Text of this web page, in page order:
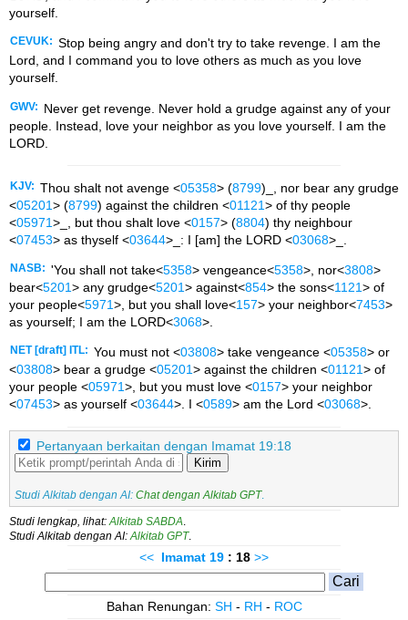
yourself.
CEVUK: Stop being angry and don't try to take revenge. I am the
Lord, and I command you to love others as much as you love
yourself.
GWV:
Never get revenge. Never hold a grudge against any of your
people. Instead, love your neighbor as you love yourself. I am the
LORD.
KJV: Thou shalt not avenge <05358> (8799)_, nor bear any grudge
<05201> (8799) against the children <01121> of thy people
<05971>_, but thou shalt love <0157> (8804) thy neighbour
<07453> as thyself <03644>_: I [am] the LORD <03068>_.
NASB: 'You shall not take<5358> vengeance<5358>, nor<3808>
bear<5201> any grudge<5201> against<854> the sons<1121> of
your people<5971>, but you shall love<157> your neighbor<7453>
as yourself; I am the LORD<3068>.
NET [draft] ITL: You must not <03808> take vengeance <05358> or
<03808> bear a grudge <05201> against the children <01121> of
your people <05971>, but you must love <0157> your neighbor
<07453> as yourself <03644>. I <0589> am the Lord <03068>.
Pertanyaan berkaitan dengan Imamat 19:18
Kirim
Studi Alkitab dengan AI: Chat dengan Alkitab GPT.
Studi lengkap, lihat: Alkitab SABDA
Studi Alkitab dengan AI: Alkitab GPT.
<< Imamat 19 : 18 >>
Bahan Renungan: SH - RH - ROC